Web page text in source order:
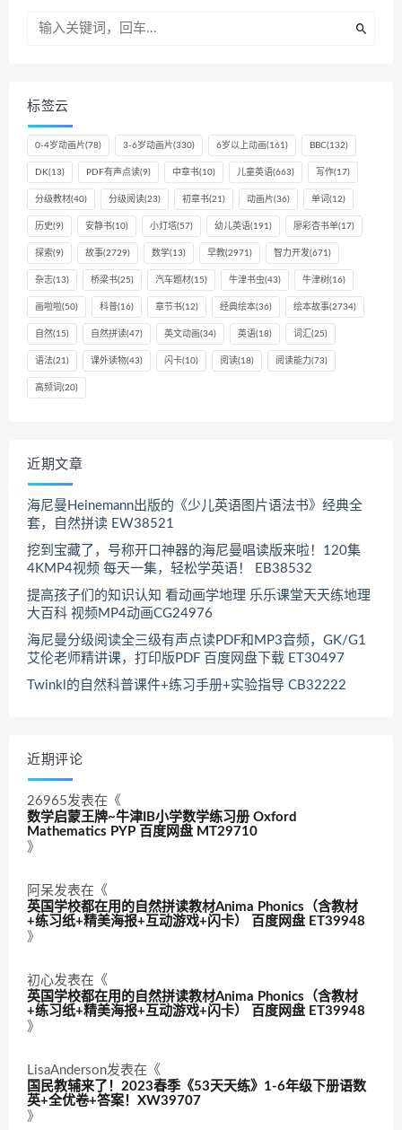
标签云
0-4岁动画片(78) 3-6岁动画片(330) 6岁以上动画(161) BBC(132)
DK(13) PDF有声点读(9) 中章书(10) 儿童英语(663) 写作(17)
分级教材(40) 分级阅读(23) 初章书(21) 动画片(36) 单词 (12)
历史(9) 安静书(10) 小灯塔(57) 幼儿英语(191) 廖彩杏书单(17)
探索(9) 故事(2729) 数学(13) 早教(2971) 智力开发(671)
杂志(13) 桥梁书(25) 汽车题材(15) 牛津书虫(43) 牛津树(16)
画啦啦(50) 科普(16) 章节书(12) 经典绘本(36) 绘本故事(2734)
自然(15) 自然拼读(47) 英文动画(34) 英语(18) 词汇 (25)
语法(21) 课外读物(43) 闪卡(10) 阅读(18) 阅读能力 (73)
高频词 (20)
近期文章
海尼曼Heinemann出版的《少儿英语图片语法书》经典全
套，自然拼读 EW38521
挖到宝藏了，号称开口神器的海尼曼唱读版来啦！120集
4KMP4视频 每天一集，轻松学英语！ EB38532
提高孩子们的知识认知 看动画学地理 乐乐课堂天天练地理
大百科 视频MP4动画CG24976
海尼曼分级阅读全三级有声点读PDF和MP3音频，GK/G1
艾伦老师精讲课，打印版PDF 百度网盘下载 ET30497
Twinkl的自然科普课件+练习手册+实验指导 CB32222
近期评论
26965发表在《
数学启蒙王牌~牛津IB小学数学练习册 Oxford
Mathematics PYP 百度网盘 MT29710
》
阿呆发表在《
英国学校都在用的自然拼读教材Anima Phonics（含教材
+练习纸+精美海报+互动游戏+闪卡） 百度网盘 ET39948
》
初心发表在《
英国学校都在用的自然拼读教材Anima Phonics（含教材
+练习纸+精美海报+互动游戏+闪卡） 百度网盘 ET39948
》
LisaAnderson发表在《
国民教辅来了！2023春季《53天天练》1-6年级下册语数
英+全优卷+答案！XW39707
》